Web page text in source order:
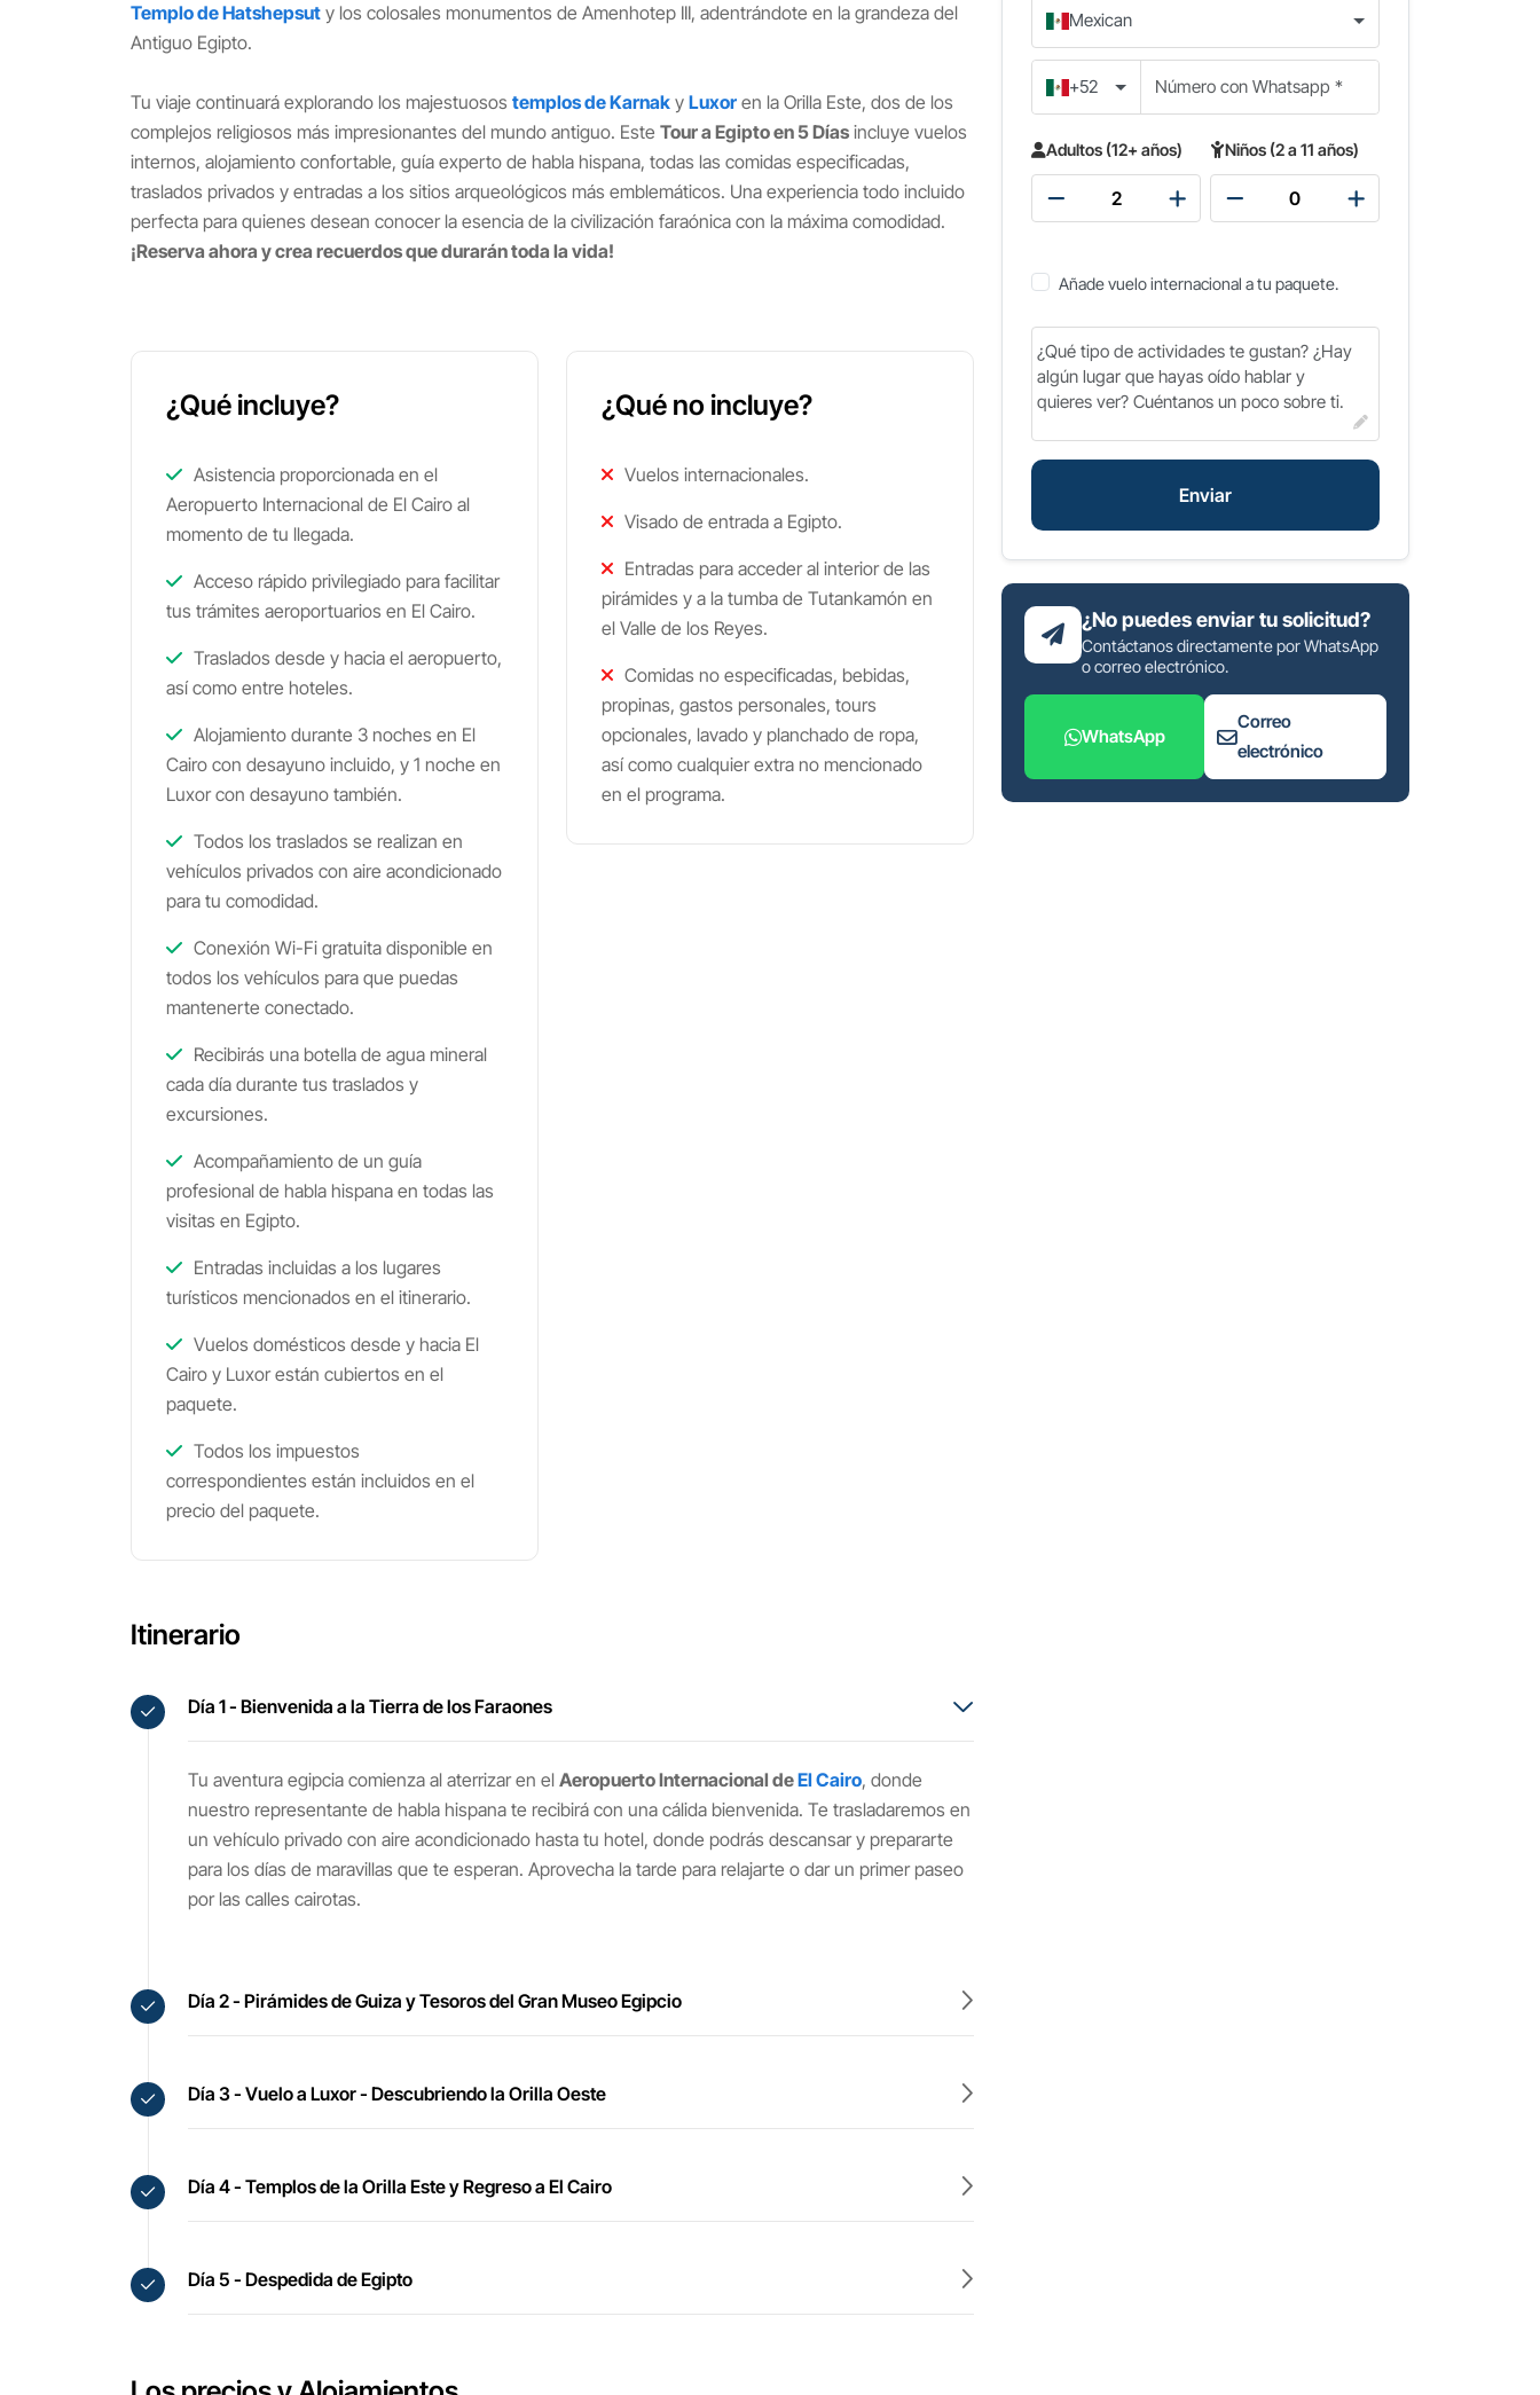
Templo de Hatshepsut y los colosales monumentos de Amenhotep III, adentrándote en la grandeza del
Antiguo Egipto.
Tu viaje continuará explorando los majestuosos templos de Karnak y Luxor en la Orilla Este, dos de los
complejos religiosos más impresionantes del mundo antiguo. Este Tour a Egipto en 5 Días incluye vuelos
internos, alojamiento confortable, guía experto de habla hispana, todas las comidas especificadas,
traslados privados y entradas a los sitios arqueológicos más emblemáticos. Una experiencia todo incluido
perfecta para quienes desean conocer la esencia de la civilización faraónica con la máxima comodidad.
¡Reserva ahora y crea recuerdos que durarán toda la vida!
¿Qué incluye?
Asistencia proporcionada en el
Aeropuerto Internacional de El Cairo al
momento de tu llegada.
Acceso rápido privilegiado para facilitar
tus trámites aeroportuarios en El Cairo.
Traslados desde y hacia el aeropuerto,
así como entre hoteles.
Alojamiento durante 3 noches en El
Cairo con desayuno incluido, y 1 noche en
Luxor con desayuno también.
Todos los traslados se realizan en
vehículos privados con aire acondicionado
para tu comodidad.
Conexión Wi-Fi gratuita disponible en
todos los vehículos para que puedas
mantenerte conectado.
Recibirás una botella de agua mineral
cada día durante tus traslados y
excursiones.
Acompañamiento de un guía
profesional de habla hispana en todas las
visitas en Egipto.
Entradas incluidas a los lugares
turísticos mencionados en el itinerario.
Vuelos domésticos desde y hacia El
Cairo y Luxor están cubiertos en el
paquete.
Todos los impuestos
correspondientes están incluidos en el
precio del paquete.
¿Qué no incluye?
Vuelos internacionales.
Visado de entrada a Egipto.
Entradas para acceder al interior de las
pirámides y a la tumba de Tutankamón en
el Valle de los Reyes.
Comidas no especificadas, bebidas,
propinas, gastos personales, tours
opcionales, lavado y planchado de ropa,
así como cualquier extra no mencionado
en el programa.
Itinerario
Día 1 - Bienvenida a la Tierra de los Faraones
Tu aventura egipcia comienza al aterrizar en el Aeropuerto Internacional deEl Cairo, donde
nuestro representante de habla hispana te recibirá con una cálida bienvenida. Te trasladaremos en
un vehículo privado con aire acondicionado hasta tu hotel, donde podrás descansar y prepararte
para los días de maravillas que te esperan. Aprovecha la tarde para relajarte o dar un primer paseo
por las calles cairotas.
Día 2 - Pirámides de Guiza y Tesoros del Gran Museo Egipcio
Día 3 - Vuelo a Luxor - Descubriendo la Orilla Oeste
Día 4 - Templos de la Orilla Este y Regreso a El Cairo
Día 5 - Despedida de Egipto
Mexican
+52
Adultos (12+ años) Niños (2 a 11 años)
Añade vuelo internacional a tu paquete.
Enviar
¿No puedes enviar tu solicitud?
Contáctanos directamente por WhatsApp
o correo electrónico.
WhatsApp
Correo
electrónico